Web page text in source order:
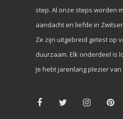
step. Al onze steps worden
aandacht en liefde in
Ze zijn uitgebreid getest op
duurzaam. Elk onderdeel is
Je hebt jarenlang plezier